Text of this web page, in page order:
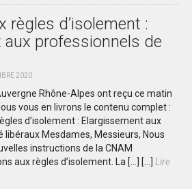
règles d’isolement :
aux professionnels de
2020
Rhône-Alpes ont reçu ce matin
vous en livrons le contenu complet :
d’isolement : Elargissement aux
Mesdames, Messieurs, Nous
instructions de la CNAM
aux règles d’isolement. La […]
[...] Lire